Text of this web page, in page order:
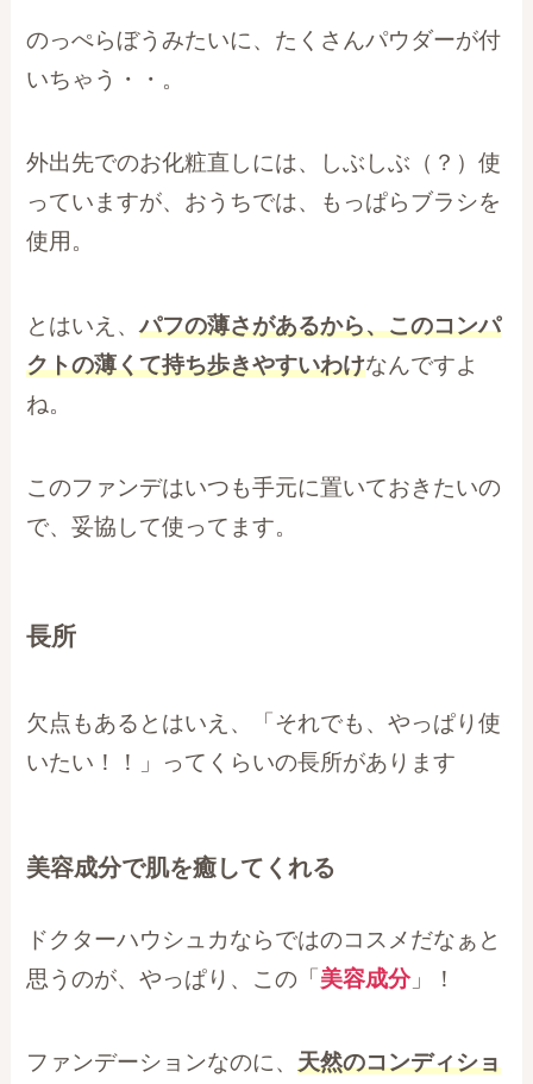
のっぺらぼうみたいに、たくさんパウダーが付
いちゃう・・。
外出先でのお化粧直しには、しぶしぶ（？）使
っていますが、おうちでは、もっぱらブラシを
使用。
とはいえ、パフの薄さがあるから、このコンパ
クトの薄くて持ち歩きやすいわけなんですよ
ね。
このファンデはいつも手元に置いておきたいの
で、妥協して使ってます。
長所
欠点もあるとはいえ、「それでも、やっぱり使
いたい！！」ってくらいの長所があります
美容成分で肌を癒してくれる
ドクターハウシュカならではのコスメだなぁと
思うのが、やっぱり、この「美容成分」！
ファンデーションなのに、天然のコンディショ